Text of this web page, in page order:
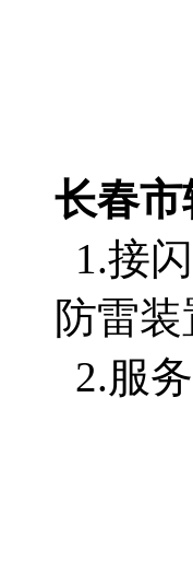
长春
1.接
防雷
2.服